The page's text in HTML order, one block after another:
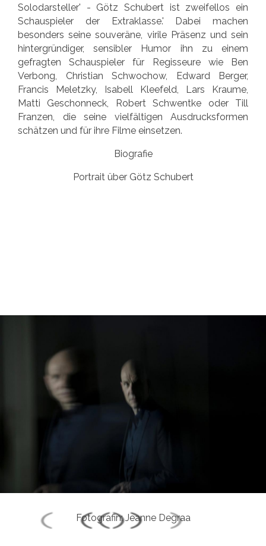
Solodarsteller' - Götz Schubert ist zweifellos ein
Schauspieler der Extraklasse.' Dabei machen
besonders seine souveräne, virile Präsenz und sein
hintergründiger, sensibler Humor ihn zu einem
gefragten Schauspieler für Regisseure wie Ben
Verbong, Christian Schwochow, Edward Berger,
Francis Meletzky, Isabell Kleefeld, Lars Kraume,
Matti Geschonneck, Robert Schwentke oder Till
Franzen, die seine vielfältigen Ausdrucksformen
schätzen und für ihre Filme einsetzen.
Biografie
Portrait über Götz Schubert
Fotografin: Jeanne Degraa